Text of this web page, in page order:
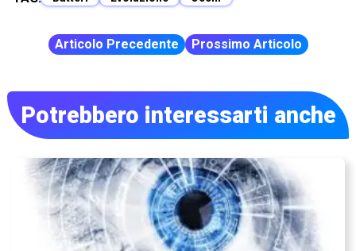
Articolo Precedente Prossimo Articolo
Potrebbero interessarti anche